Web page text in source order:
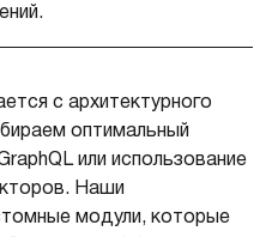
с архитектурного
оптимальный
или использование
Наши
модули, которые